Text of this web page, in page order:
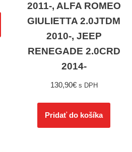
2011-, ALFA ROMEO
GIULIETTA 2.0JTDM
2010-, JEEP
RENEGADE 2.0CRD
2014-
130,90€ s DPH
Pridať do košíka